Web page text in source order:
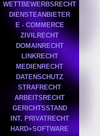
WETTBEWERBSRECHT
DIENSTEANBIETER
E - COMMERCE
ZIVILRECHT
DOMAINRECHT
LINKRECHT
MEDIENRECHT
DATENSCHUTZ
STRAFRECHT
ARBEITSRECHT
GERICHTSSTAND
INT. PRIVATRECHT
HARD+SOFTWARE